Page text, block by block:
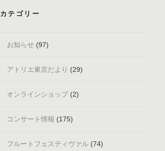
カテゴリー
お知らせ (97)
アトリエ東京だより (29)
オンラインショップ(2)
コンサート情報 (175)
フルートフェスティヴァル(74)